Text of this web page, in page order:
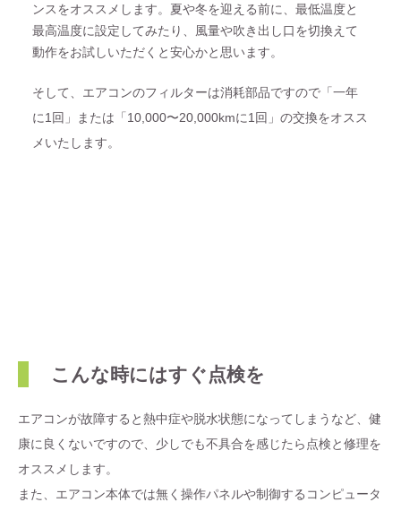
ンスをオススメします。夏や冬を迎える前に、最低温度と
最高温度に設定してみたり、風量や吹き出し口を切換えて
動作をお試しいただくと安心かと思います。
そして、エアコンのフィルターは消耗部品ですので「一年
に1回」または「10,000〜20,000kmに1回」の交換をオスス
メいたします。
こんな時にはすぐ点検を
エアコンが故障すると熱中症や脱水状態になってしまうなど、健
康に良くないですので、少しでも不具合を感じたら点検と修理を
オススメします。
また、エアコン本体では無く操作パネルや制御するコンピュータ